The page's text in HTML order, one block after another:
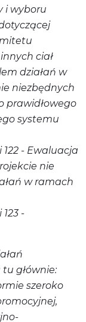
i wyboru
ciał
działań w
niezbędnych
prawidłowego
systemu
- Ewaluacja
nie
w ramach
-
głównie:
szeroko